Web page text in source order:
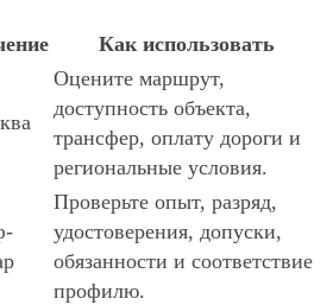
Как использовать
Оцените маршрут,
доступность объекта,
трансфер, оплату дороги и
региональные условия.
Проверьте опыт, разряд,
удостоверения, допуски,
обязанности и соответствие
профилю.